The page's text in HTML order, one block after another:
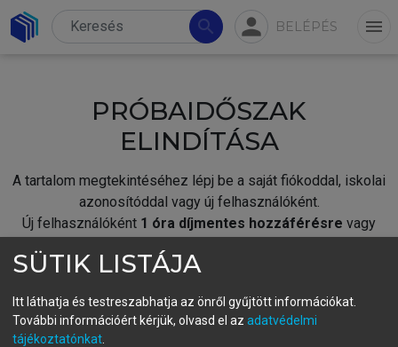
search person BELÉPÉS menu
PRÓBAIDŐSZAK
ELINDÍTÁSA
A tartalom megtekintéséhez lépj be a saját fiókoddal, iskolai
azonosítóddal vagy új felhasználóként.
Új felhasználóként 1 óra díjmentes hozzáférésre vagy
fiókoddal,vagy hozz létre új fiókot.
A regisztráció után apróbaidőszakautomatikusan
SÜTIK LISTÁJA
Itt láthatja és testreszabhatja az önről gyűjtött információkat.
További információért kérjük, olvasd el az adatvédelmi
tájékoztatónkat